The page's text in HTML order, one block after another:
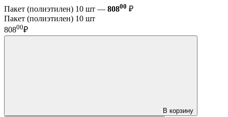
Пакет (полиэтилен) 10 шт — 80800 ₽
Пакет (полиэтилен) 10 шт
80800₽
В корзину